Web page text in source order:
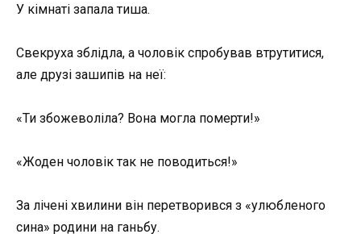
У кімнаті запала тиша.
Свекруха зблідла, а чоловік спробував втрутитися,
але друзі зашипів на неї:
«Ти збожеволіла? Вона могла померти!»
«Жоден чоловік так не поводиться!»
За лічені хвилини він перетворився з «улюбленого
сина» родини на ганьбу.